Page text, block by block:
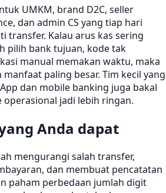
UMKM, brand D2C, seller
dan admin CS yang tiap hari
transfer. Kalau arus kas sering
pilih bank tujuan, kode tak
manual memakan waktu, maka
paling besar. Tim kecil yang
dan mobile banking juga bakal
jadi lebih ringan.
Anda dapat
mengurangi salah transfer,
dan membuat pencatatan
paham perbedaan jumlah digit